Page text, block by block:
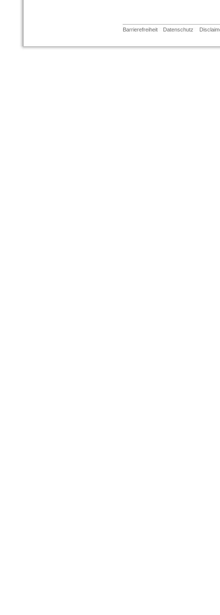
Barrierefreiheit Datenschutz